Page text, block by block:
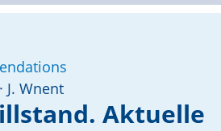
J. Wnent
Aktuelle